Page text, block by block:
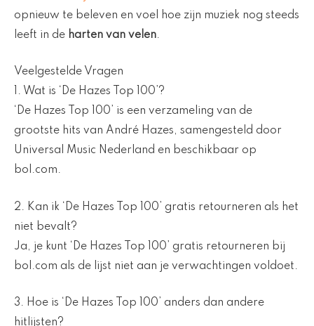
opnieuw te beleven en voel hoe zijn muziek nog steeds
leeft in de harten van velen.
Veelgestelde Vragen
1. Wat is ‘De Hazes Top 100’?
‘De Hazes Top 100’ is een verzameling van de
grootste hits van André Hazes, samengesteld door
Universal Music Nederland en beschikbaar op
bol.com.
2. Kan ik ‘De Hazes Top 100’ gratis retourneren als het
niet bevalt?
Ja, je kunt ‘De Hazes Top 100’ gratis retourneren bij
bol.com als de lijst niet aan je verwachtingen voldoet.
3. Hoe is ‘De Hazes Top 100’ anders dan andere
hitlijsten?